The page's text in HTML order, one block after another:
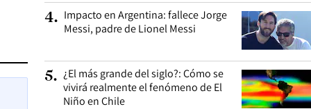
4. Impacto en Argentina: fallece Jorge
Messi, padre de Lionel Messi
5. ¿El más grande del siglo?: Cómo se
vivirá realmente el fenómeno de El
Niño en Chile